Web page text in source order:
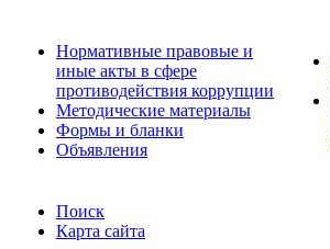
Нормативные правовые и
иные акты в сфере
противодействия коррупции
Методические материалы
Формы и бланки
Объявления
Поиск
Карта сайта